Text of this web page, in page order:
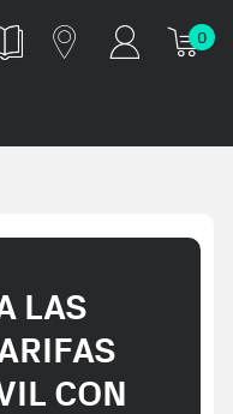
0
LAS
CON